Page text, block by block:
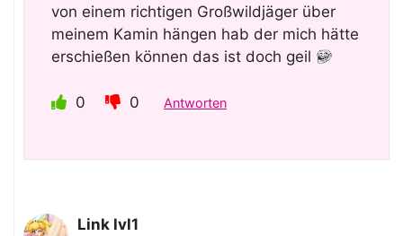
von einem richtigen Großwildjäger über
meinem Kamin hängen hab der mich hätte
erschießen können das ist doch geil
0 0 Antworten
Link lvl1